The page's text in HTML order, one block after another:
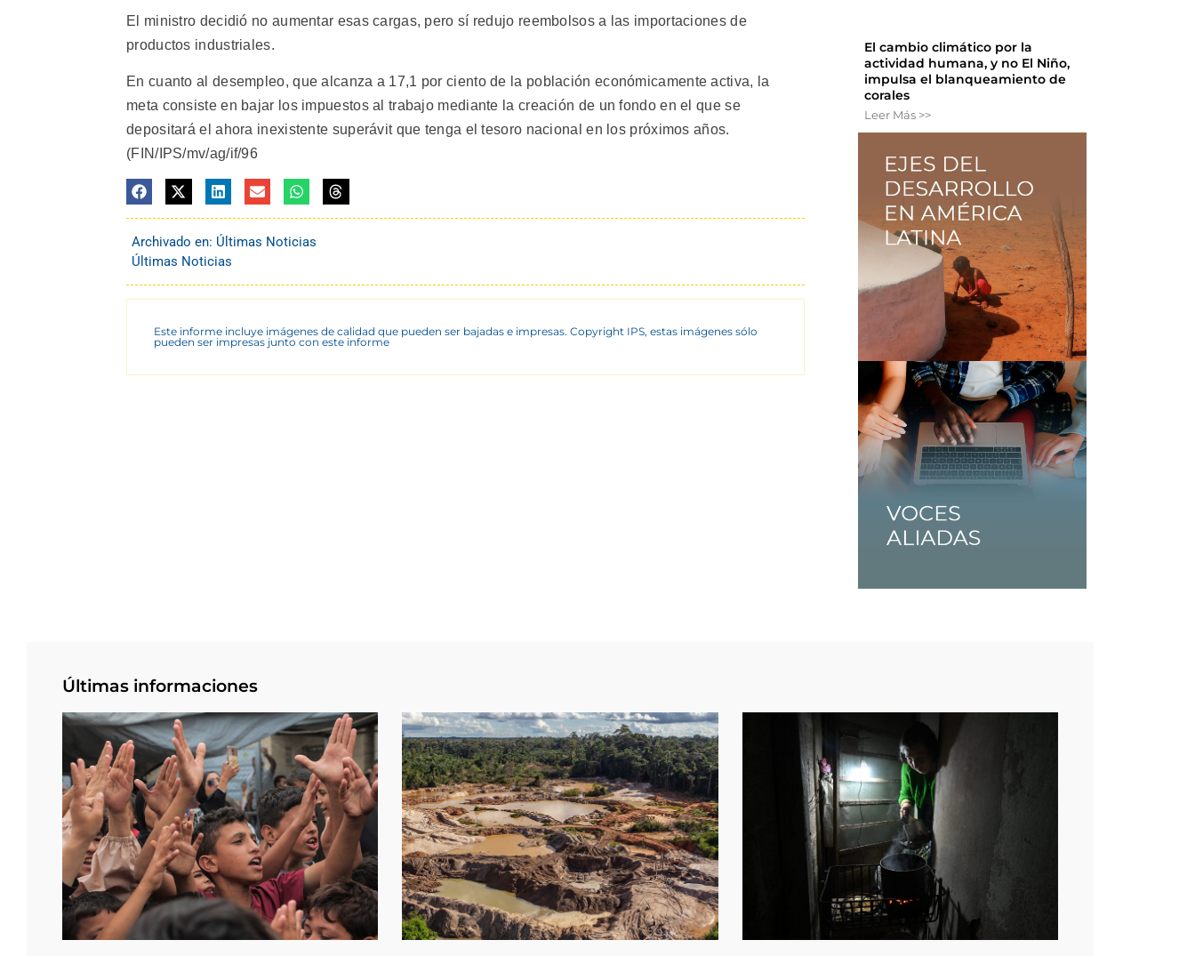
El ministro decidió no aumentar esas cargas, pero sí redujo reembolsos a las importaciones de
productos industriales.
En cuanto al desempleo, que alcanza a 17,1 por ciento de la población económicamente activa, la
meta consiste en bajar los impuestos al trabajo mediante la creación de un fondo en el que se
depositará el ahora inexistente superávit que tenga el tesoro nacional en los próximos años.
(FIN/IPS/mv/ag/if/96
Archivado en: Últimas Noticias
Últimas Noticias
Este informe incluye imágenes de calidad que pueden ser bajadas e impresas. Copyright IPS, estas imágenes sólo
pueden ser impresas junto con este informe
El cambio climático por la
actividad humana, y no El Niño,
impulsa el blanqueamiento de
corales
Leer Más >>
Últimas informaciones